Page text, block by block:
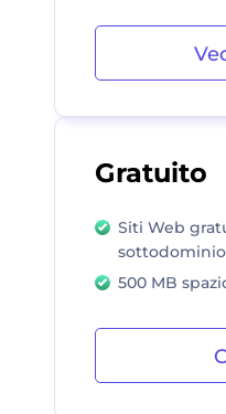
Gratuito
Siti Web
500 MB